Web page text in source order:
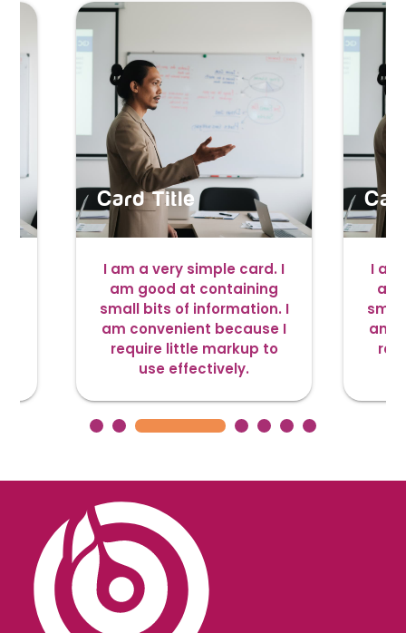
Card Title
I am a very simple card. I
am good at containing
small bits of information. I
am convenient because I
require little markup to
use effectively.
I
am
am